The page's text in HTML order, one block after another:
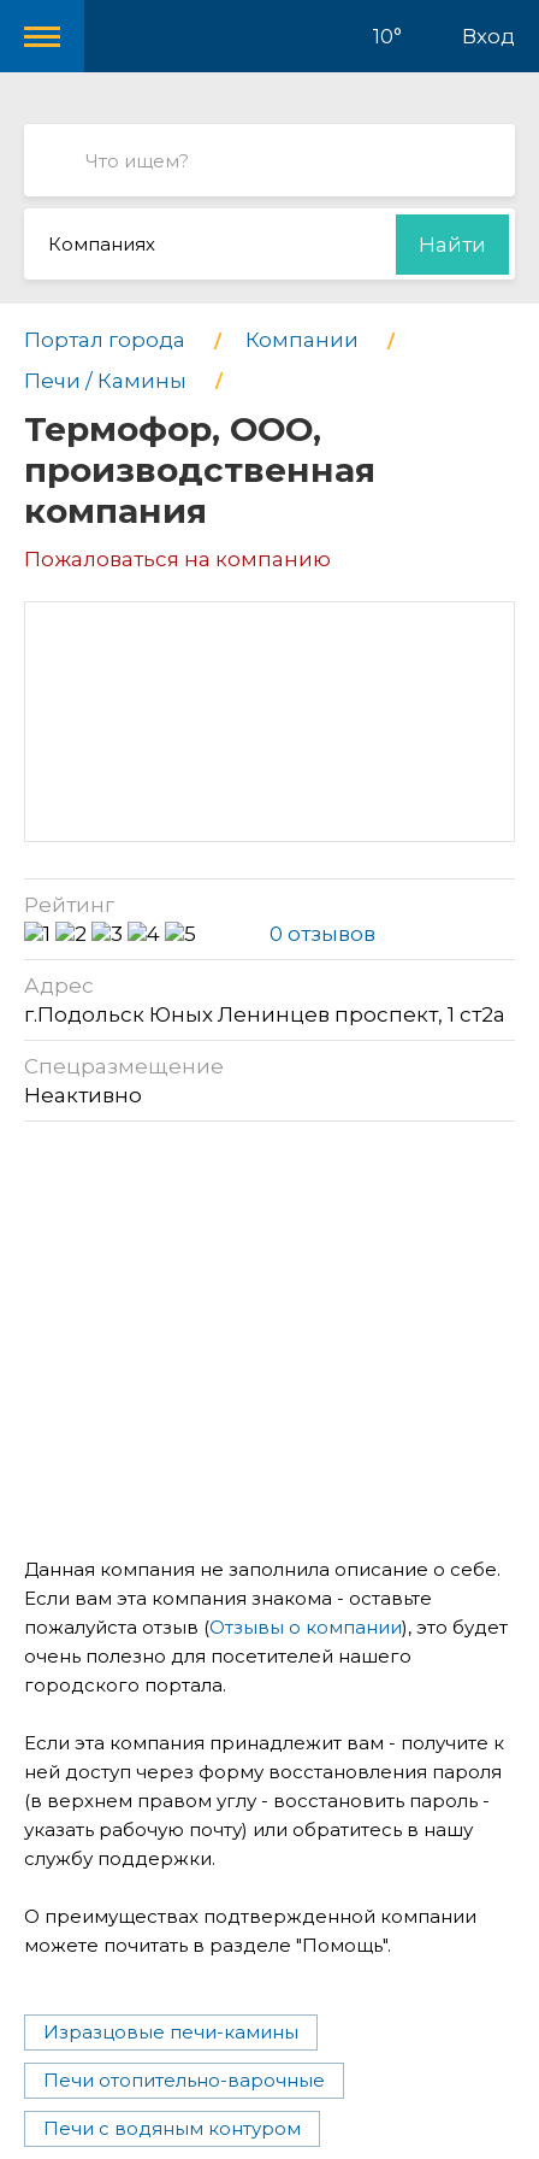
10° Вход
Компаниях Найти
Портал города
Компании
Печи / Камины
Термофор, ООО,
производственная
компания
Пожаловаться на компанию
Рейтинг
0 отзывов
Адрес
г.Подольск Юных Ленинцев проспект, 1 ст2а
Спецразмещение
Неактивно
Данная компания не заполнила описание о себе.
Если вам эта компания знакома - оставьте
пожалуйста отзыв (Отзывы о компании), это будет
очень полезно для посетителей нашего
городского портала.
Если эта компания принадлежит вам - получите к
ней доступ через форму восстановления пароля
(в верхнем правом углу - восстановить пароль -
указать рабочую почту) или обратитесь в нашу
службу поддержки.
О преимуществах подтвержденной компании
можете почитать в разделе "Помощь".
Изразцовые печи-камины
Печи отопительно-варочные
Печи с водяным контуром